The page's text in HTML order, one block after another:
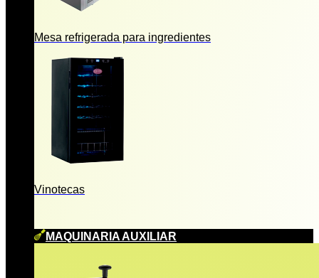
Mesa refrigerada para ingredientes
Vinotecas
MAQUINARIA AUXILIAR